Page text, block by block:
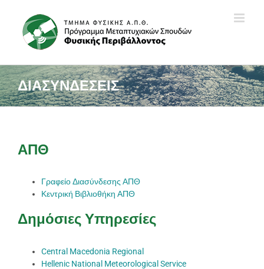
content
ΔΙΑΣΥΝΔΕΣΕΙΣ
ΑΠΘ
Γραφείο Διασύνδεσης ΑΠΘ
Κεντρική Βιβλιοθήκη ΑΠΘ
Δημόσιες Υπηρεσίες
Central Macedonia Regional
Hellenic National Meteorological Service